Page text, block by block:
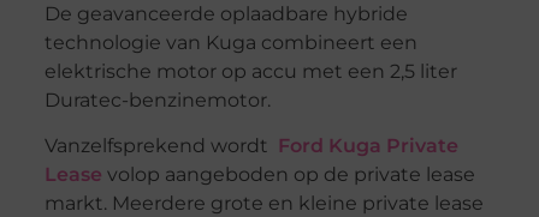
De geavanceerde oplaadbare hybride
technologie van Kuga combineert een
elektrische motor op accu met een 2,5 liter
Duratec-benzinemotor.
Vanzelfsprekend wordt Ford Kuga Private
Lease volop aangeboden op de private lease
markt. Meerdere grote en kleine private lease